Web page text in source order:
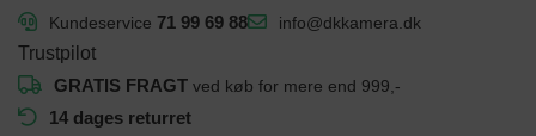
Kundeservice 71 99 69 88 info@dkkamera.dk
Trustpilot
GRATIS FRAGT ved køb for mere end 999,-
14 dages returret